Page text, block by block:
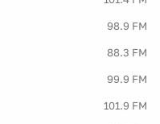
98.9 FM
88.3 FM
99.9 FM
101.9 FM